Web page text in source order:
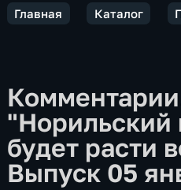
Главная Каталог
"Норильский
будет расти
Выпуск 05